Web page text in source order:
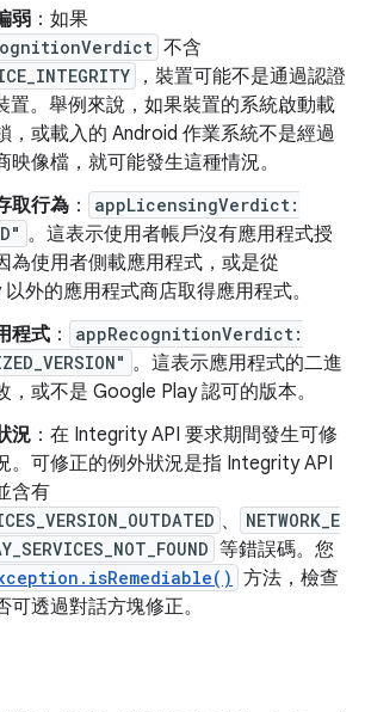
弱 ：如果
不含
，裝置可能不是通過認證
置。舉例來說，如果裝置的系統啟動載
，或載入的 Android 作業系統不是經過
映像檔，就可能發生這種情況。
取行為 ：
appLicensingVerdict:
。這表示使用者帳戶沒有應用程式授
為使用者側載應用程式，或是從
外的應用程式商店取得應用程式。
程式 ：
appRecognitionVerdict:
。這表示應用程式的二進
，或不是 Google Play 認可的版本。
況 ：在 Integrity API 要求期間發生可修
。可修正的例外狀況是指 Integrity API
含有
、
NETWORK_E
等錯誤碼。您
方法，檢查
可透過對話方塊修正。